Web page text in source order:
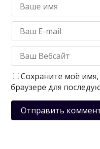
Сохраните моё имя,
браузере для